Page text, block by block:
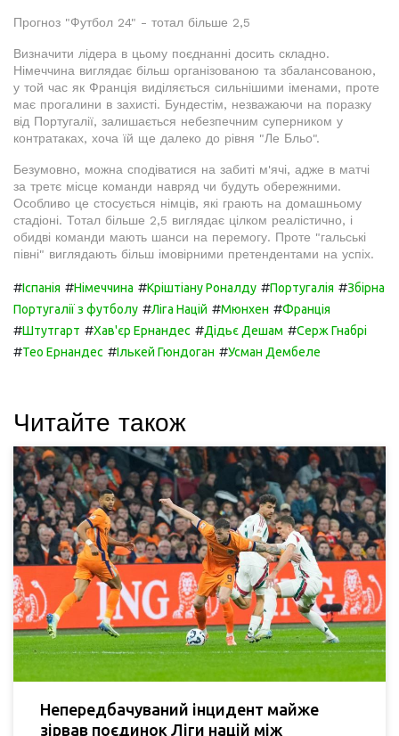
Прогноз "Футбол 24" - тотал більше 2,5
Визначити лідера в цьому поєднанні досить складно.
Німеччина виглядає більш організованою та збалансованою,
у той час як Франція виділяється сильнішими іменами, проте
має прогалини в захисті. Бундестім, незважаючи на поразку
від Португалії, залишається небезпечним суперником у
контратаках, хоча їй ще далеко до рівня "Ле Бльо".
Безумовно, можна сподіватися на забиті м'ячі, адже в матчі
за третє місце команди навряд чи будуть обережними.
Особливо це стосується німців, які грають на домашньому
стадіоні. Тотал більше 2,5 виглядає цілком реалістично, і
обидві команди мають шанси на перемогу. Проте "гальські
півні" виглядають більш імовірними претендентами на успіх.
#Іспанія #Німеччина #Кріштіану Роналду #Португалія #Збірна
Португалії з футболу #Ліга Націй #Мюнхен #Франція
#Штутгарт #Хав'єр Ернандес #Дідьє Дешам #Серж Гнабрі
#Тео Ернандес #Ількей Гюндоган #Усман Дембеле
Читайте також
Непередбачуваний інцидент майже
зірвав поєдинок Ліги націй між